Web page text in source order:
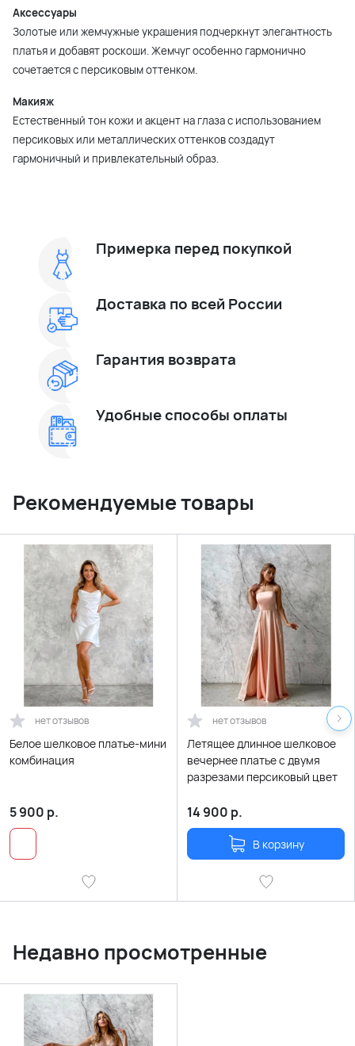
Аксессуары
Золотые или жемчужные украшения подчеркнут элегантность
платья и добавят роскоши. Жемчуг особенно гармонично
сочетается с персиковым оттенком.
Макияж
Естественный тон кожи и акцент на глаза с использованием
персиковых или металлических оттенков создадут
гармоничный и привлекательный образ.
Примерка перед покупкой
Доставка по всей России
Гарантия возврата
Удобные способы оплаты
Рекомендуемые товары
нет отзывов
Белое шелковое платье-мини
комбинация
5 900 р.
нет отзывов
Летящее длинное шелковое
вечернее платье с двумя
разрезами персиковый цвет
14 900 р.
В корзину
Недавно просмотренные